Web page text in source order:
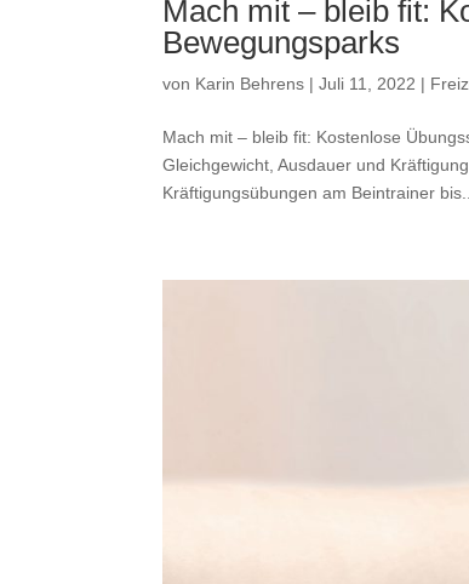
Mach mit – bleib fit:
Bewegungsparks
von Karin Behrens |Juli 11, 2022 |
Mach mit – bleib fit: Kostenlose
Gleichgewicht, Ausdauer und
Kräftigungsübungen am Beintrainer